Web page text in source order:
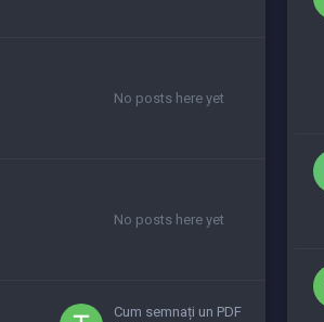
No posts here yet
No posts here yet
Cum semnați un PDF